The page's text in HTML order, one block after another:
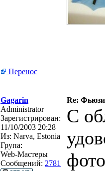
Перенос
Gagarin
Re:
Administrator
Зарегистрирован:
11/10/2003 20:28
Из: Narva, Estonia
Група:
Web-Мастеры
Сообщений: 2781
С